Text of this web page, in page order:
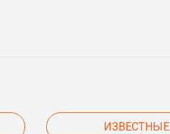
ИЗВЕСТНЫЕ